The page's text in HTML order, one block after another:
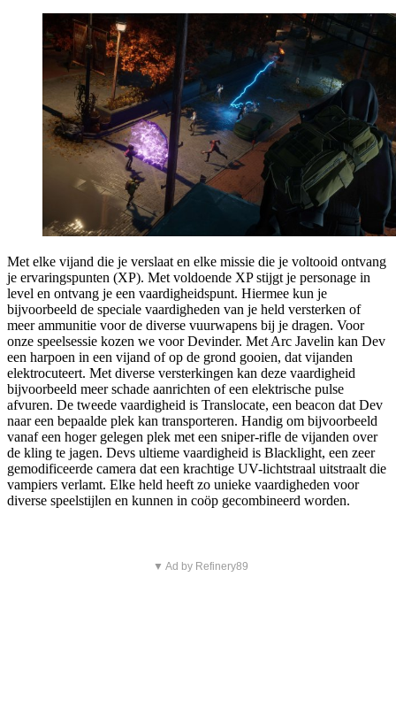
Met elke vijand die je verslaat en elke missie die je voltooid ontvang
je ervaringspunten (XP). Met voldoende XP stijgt je personage in
level en ontvang je een vaardigheidspunt. Hiermee kun je
bijvoorbeeld de speciale vaardigheden van je held versterken of
meer ammunitie voor de diverse vuurwapens bij je dragen. Voor
onze speelsessie kozen we voor Devinder. Met Arc Javelin kan Dev
een harpoen in een vijand of op de grond gooien, dat vijanden
elektrocuteert. Met diverse versterkingen kan deze vaardigheid
bijvoorbeeld meer schade aanrichten of een elektrische pulse
afvuren. De tweede vaardigheid is Translocate, een beacon dat Dev
naar een bepaalde plek kan transporteren. Handig om bijvoorbeeld
vanaf een hoger gelegen plek met een sniper-rifle de vijanden over
de kling te jagen. Devs ultieme vaardigheid is Blacklight, een zeer
gemodificeerde camera dat een krachtige UV-lichtstraal uitstraalt die
vampiers verlamt. Elke held heeft zo unieke vaardigheden voor
diverse speelstijlen en kunnen in coöp gecombineerd worden.
▼ Ad by Refinery89